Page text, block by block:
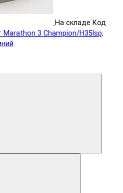
На складе Код
Мarathon 3 Champion/H35lsp,